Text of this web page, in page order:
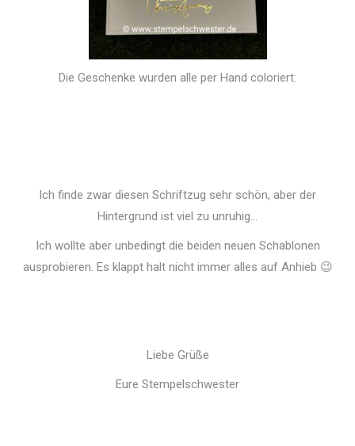
Die Geschenke wurden alle per Hand coloriert:
Ich finde zwar diesen Schriftzug sehr schön, aber der
Hintergrund ist viel zu unruhig…
Ich wollte aber unbedingt die beiden neuen Schablonen
ausprobieren. Es klappt halt nicht immer alles auf Anhieb 😉
Liebe Grüße
Eure Stempelschwester